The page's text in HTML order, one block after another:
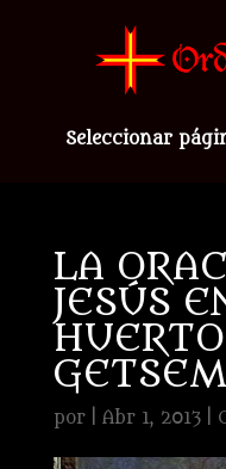
Seleccionar
LA
JESÚS
por Abr 1, 2013|